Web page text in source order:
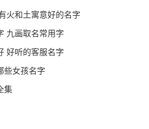
火和土寓意好的名字
九画取名常用字
好听的客服名字
些女孩名字
集